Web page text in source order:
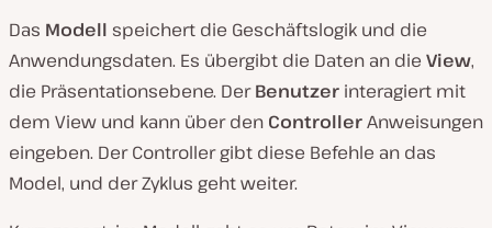
Das Modell speichert die Geschäftslogik und die
Anwendungsdaten. Es übergibt die Daten an die View,
die Präsentationsebene. DerBenutzer interagiert mit
dem View und kann über den ControllerAnweisungen
eingeben. Der Controller gibt diese Befehle an das
Model, und der Zyklus geht weiter.